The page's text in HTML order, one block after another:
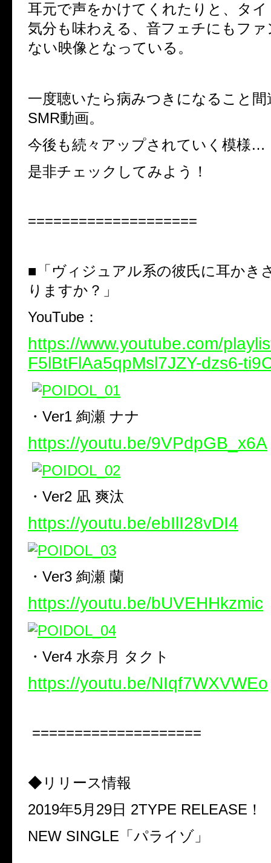
耳元で声をかけてくれたりと、タ
気分も味わえる、音フェチにもフ
ない映像となっている。
一度聴いたら病みつきになること
SMR動画。
今後も続々アップされていく模様…
是非チェックしてみよう！
====================
■「ヴィジュアル系の彼氏に耳かき
りますか？」
YouTube ：
https://www.youtube.com/
F5lBtFlAa5qpMsl7JZY-dzs6-
・ Ver1 絢瀬 ナナ
https://youtu.be/9VPdpGB_x6A
・ Ver2 凪 爽汰
https://youtu.be/ebIlI28vDI4
・ Ver3 絢瀬 蘭
https://youtu.be/bUVEHHkzmic
・ Ver4 水奈月 タクト
https://youtu.be/NIqf7WXVWEo
====================
◆リリース情報
2019年5月 29日 2TYPE RELEASE ！
NEW SINGLE 「パライゾ」